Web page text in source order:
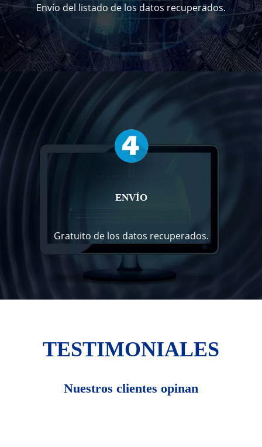
Envío del listado de los datos recuperados.
ENVÍO
Gratuito de los datos recuperados.
TESTIMONIALES
Nuestros clientes opinan